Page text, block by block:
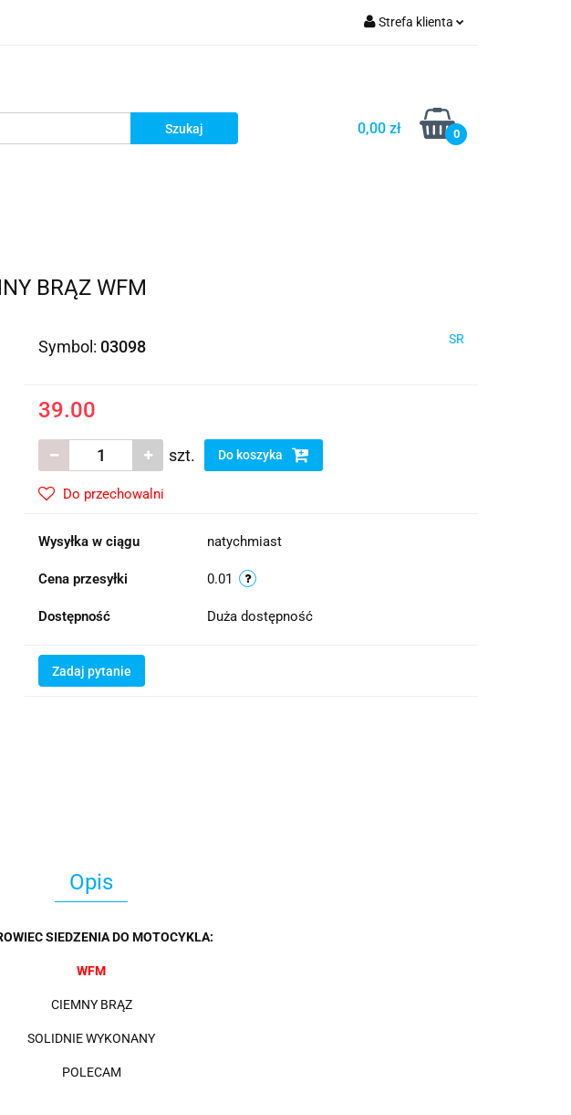
Strefa klienta
Dodaj zgłoszenie
0,00 zł 0
BRĄZ WFM
Symbol: 03098 SR
39.00
szt. Do koszyka
Do przechowalni
Wysyłka w ciągu natychmiast
Cena przesyłki 0.01
Dostępność Duża dostępność
Zadaj pytanie
Opis
SIEDZENIA DO MOTOCYKLA:
WFM
CIEMNY BRĄZ
SOLIDNIE WYKONANY
POLECAM